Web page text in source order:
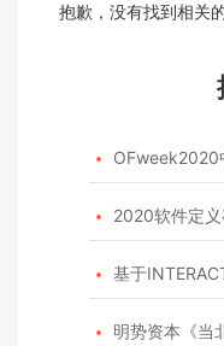
抱歉，没有找到相关
 OFweek2020
 2020软件定
 基于
 明势资本《当北京